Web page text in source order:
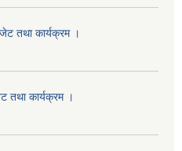
तथा कार्यक्रम ।
तथा कार्यक्रम ।